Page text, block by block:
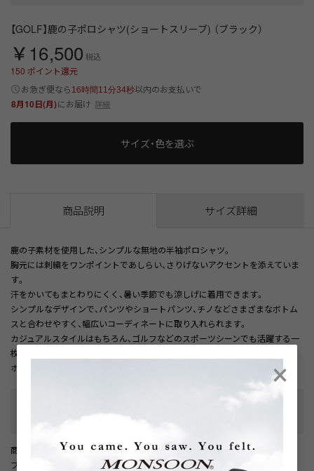
【GOLF】鹿の子ポロシャツ(ショートスリーブ) （ブラック）
￥16,500 税込
150 ポイント還元
お急ぎ便なら 16時間11分33秒以内のお支払いで
8月10日(月)にお届け 詳細
サイズ・色を選ぶ
商品説明 サイズ詳細
鹿の子素材を使用した、シンプルな無地の半袖ポロシャツ。
胸元には刺繍をワンポイントであしらい、さりげないアクセントを添えていま
す。
汗をかいてもまとわりにくく、暑い季節でも涼しげに着用できます。
シンプルなデザインで、パンツやショートパンツ、チノなどさまざまなボトム
スと合わせやすく、幅広いコーディネートに取り入れられます。
カジュアルスタイルはもちろん、ゴルフなどのスポーツシーンでも活躍する一
枚です。
ホワイトとブラックの２色展開。
商品番号
： D05887EM002235
ブランド商品番号
： 1806274030 99
×